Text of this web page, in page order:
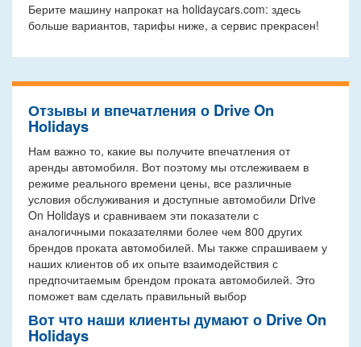
Берите машину напрокат на holidaycars.com: здесь
больше вариантов, тарифы ниже, а сервис прекрасен!
Отзывы и впечатления о Drive On
Holidays
Нам важно то, какие вы получите впечатления от
аренды автомобиля. Вот поэтому мы отслеживаем в
режиме реального времени цены, все различные
условия обслуживания и доступные автомобили Drive
On Holidays и сравниваем эти показатели с
аналогичными показателями более чем 800 других
брендов проката автомобилей. Мы также спрашиваем у
наших клиентов об их опыте взаимодействия с
предпочитаемым брендом проката автомобилей. Это
поможет вам сделать правильный выбор
Вот что наши клиенты думают о Drive On
Holidays